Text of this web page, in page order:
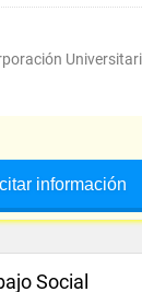
información
Social